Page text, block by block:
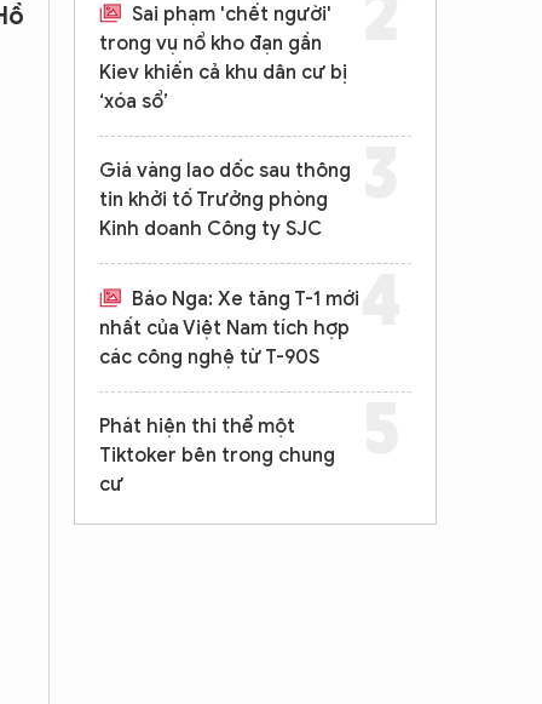
Sai phạm 'chết người'
trong vụ nổ kho đạn gần
Kiev khiến cả khu dân cư bị
‘xóa sổ’
Giá vàng lao dốc sau thông
tin khởi tố Trưởng phòng
Kinh doanh Công ty SJC
Báo Nga: Xe tăng T-1 mới
nhất của Việt Nam tích hợp
các công nghệ từ T-90S
Phát hiện thi thể một
Tiktoker bên trong chung
cư